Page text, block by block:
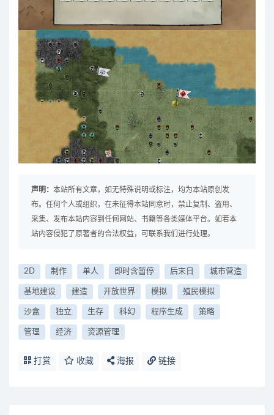
声明： 本站所有文章，如无特殊说明或标注，均为本站原创发
布。任何个人或组织，在未征得本站同意时，禁止复制、盗用、
采集、发布本站内容到任何网站、书籍等各类媒体平台。如若本
站内容侵犯了原著者的合法权益，可联系我们进行处理。
2D 制作 单人 即时含暂停 后末日 城市营造
基地建设 建造 开放世界 模拟 殖民模拟
沙盒 独立 生存 科幻 程序生成 策略
管理 经济 资源管理
打赏 收藏 海报 链接